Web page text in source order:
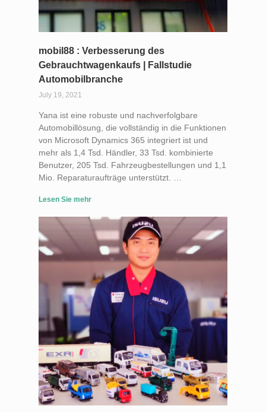
mobil88 : Verbesserung des
Gebrauchtwagenkaufs | Fallstudie
Automobilbranche
July 19, 2021
Yana ist eine robuste und nachverfolgbare
Automobillösung, die vollständig in die Funktionen
von Microsoft Dynamics 365 integriert ist und
mehr als 1,4 Tsd. Händler, 33 Tsd. kombinierte
Benutzer, 205 Tsd. Fahrzeugbestellungen und 1,1
Mio. Reparaturaufträge unterstützt. …
Lesen Sie mehr